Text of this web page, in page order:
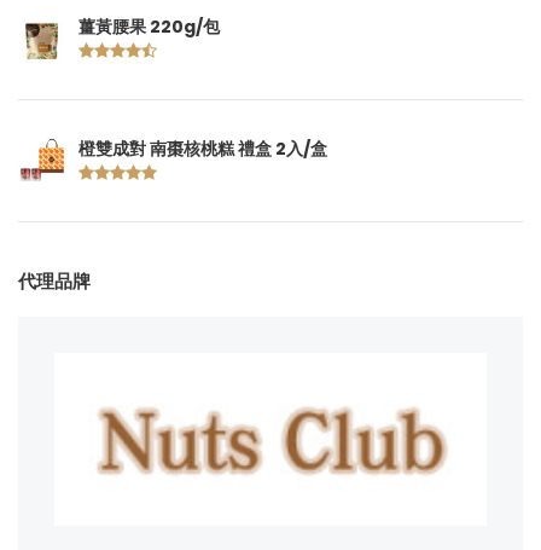
薑黃腰果 220g/包
橙雙成對 南棗核桃糕 禮盒 2入/盒
代理品牌